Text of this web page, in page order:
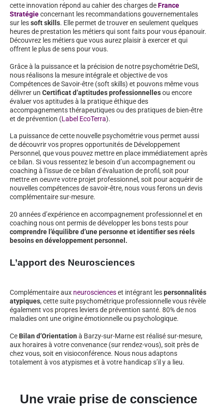
cette innovation répond au cahier des charges deFrance
Stratégieconcernant les recommandations gouvernementales
sur lessoft skills. Elle permet de trouver en seulement quelques
heures de prestation les métiers qui sont faits pour vous épanouir.
Découvrez les métiers que vous aurez plaisir à exercer et qui
offrent le plus de sens pour vous.
Grâce à la puissance et la précision de notre psychométrie DeSI,
nous réalisons la mesure intégrale et objective de vos
Compétences de Savoir-être (soft skills) et pouvons même vous
délivrer un Certificat d’aptitudes professionnellesou encore
évaluer vos aptitudes à la pratique éthique des
accompagnements thérapeutiques ou des pratiques de bien-être
et de prévention (Label EcoTerra).
La puissance de cette nouvelle psychométrie vous permet aussi
de découvrir vos propres opportunités de Développement
Personnel, que vous pouvez mettre en place immédiatement après
ce bilan. Si vous ressentez le besoin d’un accompagnement ou
coaching à l’issue de ce bilan d’évaluation de profil, soit pour
mettre en oeuvre votre projet professionnel, soit pour acquérir de
nouvelles compétences de savoir-être, nous vous ferons un devis
complémentaire sur-mesure.
20 années d’expérience en accompagnement professionnel et en
coaching nous ont permis de développer les bons tests pour
comprendre l’équilibre d’une personne et identifier ses réels
besoins en développement personnel.
L’apport des Neurosciences
Complémentaire aux neuroscienceset intégrant lespersonnalités
atypiques, cette suite psychométrique professionnelle vous révèle
également vos propres leviers de prévention santé. 80% de nos
maladies ont une origine émotionnelle ou psychologique.
Ce Bilan d’Orientation à Barzy-sur-Marne est réalisé sur-mesure,
aux horaires à votre convenance (sur rendez-vous), soit près de
chez vous, soit en visioconférence. Nous nous adaptons
totalement à vos atypismes et à votre handicap s’il y a lieu.
Une vraie prise de conscience